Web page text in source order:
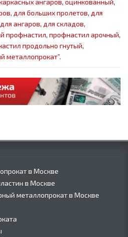
ангаров, оцинкованный,
, для больших пролетов, для
для ангаров, для складов,
профнастил, профнастил арочный,
продольно гнутый,
металлопрокат”.
в Москве
в Москве
металлопрокат в Москве